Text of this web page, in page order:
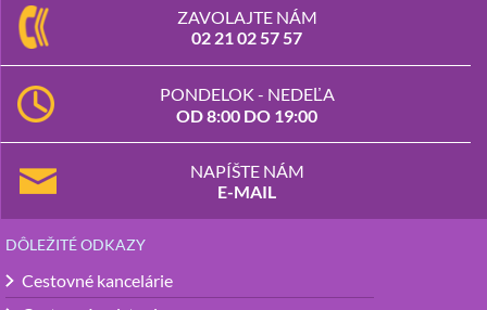
ZAVOLAJTE NÁM
02 21 02 57 57
PONDELOK - NEDEĽA
OD 8:00 DO 19:00
NAPÍŠTE NÁM
E-MAIL
DÔLEŽITÉ ODKAZY
Cestovné kancelárie